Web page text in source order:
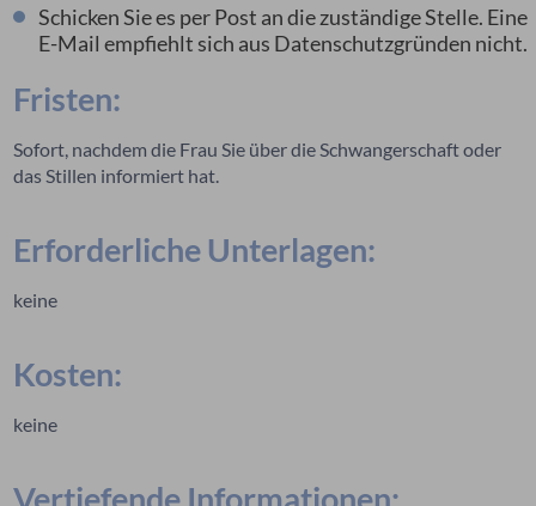
Schicken Sie es per Post an die zuständige Stelle. Eine
E-Mail empfiehlt sich aus Datenschutzgründen nicht.
Fristen:
Sofort, nachdem die Frau Sie über die Schwangerschaft oder
das Stillen informiert hat.
Erforderliche Unterlagen:
keine
Kosten:
keine